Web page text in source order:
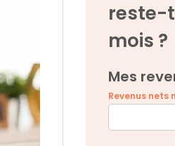
reste-
mois ?
Mes
Revenus nets